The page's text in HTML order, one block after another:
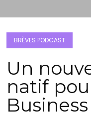
BRÈVES PODCAST
Un
natif
Business